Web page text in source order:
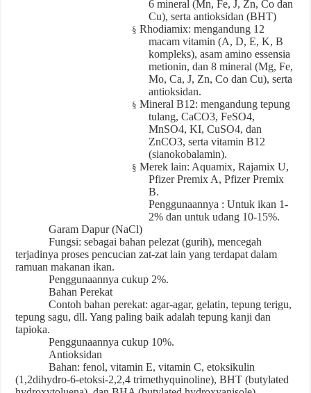
6 mineral (Mn, Fe, J, Zn, Co dan
Cu), serta antioksidan (BHT)
§ Rhodiamix: mengandung 12
macam vitamin (A, D, E, K, B
kompleks), asam amino essensia
metionin, dan 8 mineral (Mg, Fe,
Mo, Ca, J, Zn, Co dan Cu), serta
antioksidan.
§ Mineral B12: mengandung tepung
tulang, CaCO3, FeSO4,
MnSO4, KI, CuSO4, dan
ZnCO3, serta vitamin B12
(sianokobalamin).
§ Merek lain: Aquamix, Rajamix U,
Pfizer Premix A, Pfizer Premix
B.
Penggunaannya : Untuk ikan 1-
2% dan untuk udang 10-15%.
Garam Dapur (NaCl)
Fungsi: sebagai bahan pelezat (gurih), mencegah
terjadinya proses pencucian zat-zat lain yang terdapat dalam
ramuan makanan ikan.
Penggunaannya cukup 2%.
Bahan Perekat
Contoh bahan perekat: agar-agar, gelatin, tepung terigu,
tepung sagu, dll. Yang paling baik adalah tepung kanji dan
tapioka.
Penggunaannya cukup 10%.
Antioksidan
Bahan: fenol, vitamin E, vitamin C, etoksikulin
(1,2dihydro-6-etoksi-2,2,4 trimethyquinoline), BHT (butylated